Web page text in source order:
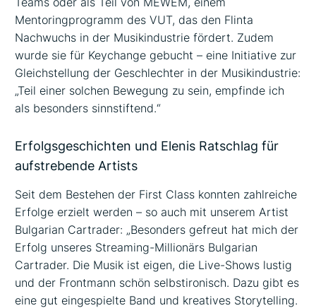
Mentoringprogramm des VUT, das den Flinta
Nachwuchs in der Musikindustrie fördert. Zudem
wurde sie für Keychange gebucht – eine Initiative zur
Gleichstellung der Geschlechter in der Musikindustrie:
„Teil einer solchen Bewegung zu sein, empfinde ich
als besonders sinnstiftend.“
Erfolgsgeschichten und Elenis Ratschlag für
aufstrebende Artists
Seit dem Bestehen der First Class konnten zahlreiche
Erfolge erzielt werden – so auch mit unserem Artist
Bulgarian Cartrader: „Besonders gefreut hat mich der
Erfolg unseres Streaming-Millionärs Bulgarian
Cartrader. Die Musik ist eigen, die Live-Shows lustig
und der Frontmann schön selbstironisch. Dazu gibt es
eine gut eingespielte Band und kreatives Storytelling.